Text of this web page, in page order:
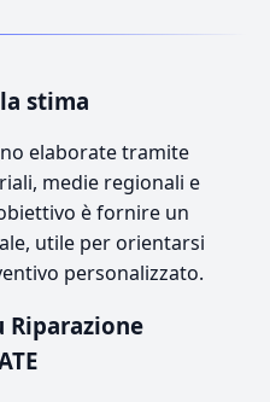
stima
elaborate tramite
medie regionali e
è fornire un
utile per orientarsi
personalizzato.
Riparazione